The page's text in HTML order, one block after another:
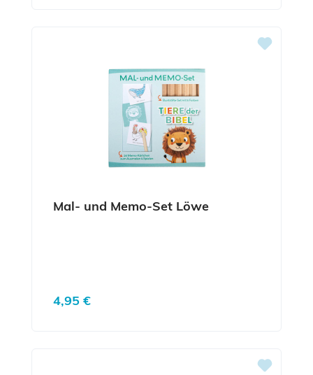
Mal- und Memo-Set Löwe
Regulärer Preis:
4,95 €